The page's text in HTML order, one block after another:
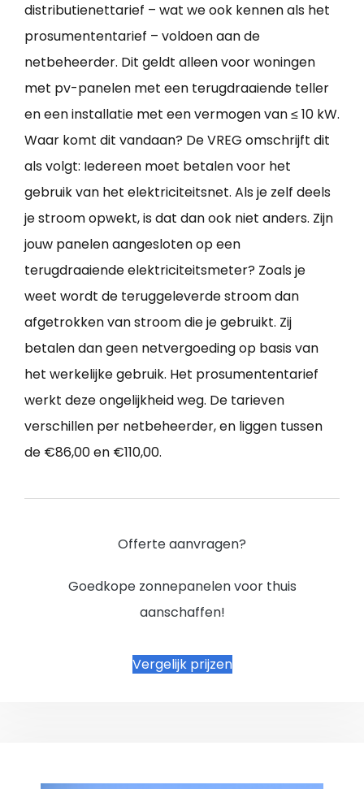
distributienettarief – wat we ook kennen als het
prosumententarief – voldoen aan de
netbeheerder. Dit geldt alleen voor woningen
met pv-panelen met een terugdraaiende teller
en een installatie met een vermogen van ≤ 10 kW.
Waar komt dit vandaan? De VREG omschrijft dit
als volgt: Iedereen moet betalen voor het
gebruik van het elektriciteitsnet. Als je zelf deels
je stroom opwekt, is dat dan ook niet anders. Zijn
jouw panelen aangesloten op een
terugdraaiende elektriciteitsmeter? Zoals je
weet wordt de teruggeleverde stroom dan
afgetrokken van stroom die je gebruikt. Zij
betalen dan geen netvergoeding op basis van
het werkelijke gebruik. Het prosumententarief
werkt deze ongelijkheid weg. De tarieven
verschillen per netbeheerder, en liggen tussen
de €86,00 en €110,00.
Offerte aanvragen?
Goedkope zonnepanelen voor thuis
aanschaffen!
Vergelijk prijzen